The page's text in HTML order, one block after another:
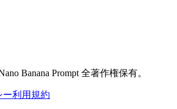
Banana Prompt 全著作権保有。
ー利用規約